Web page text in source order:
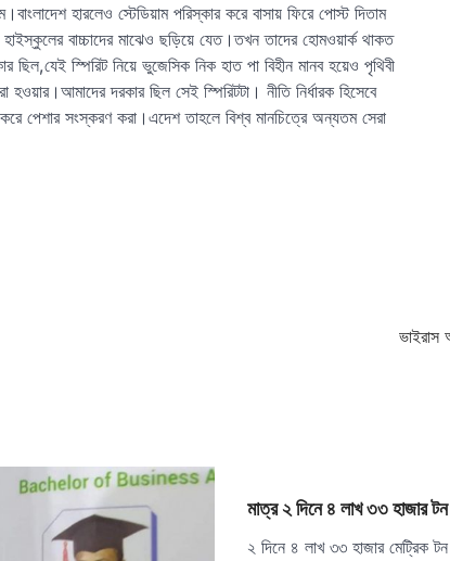
হারলেও স্টেডিয়াম পরিস্কার করে বাসায় ফিরে পোস্ট দিতাম
হাইস্কুলের বাচ্চাদের মাঝেও ছড়িয়ে যেত।তখন তাদের হোমওয়ার্ক থাকত
স্পিরিট নিয়ে ভুজেসিক নিক হাত পা বিহীন মানব হয়েও পৃথিবী
দরকার ছিল সেই স্পিরিটটা। নীতি নির্ধারক হিসেবে
পেশার সংস্করণ করা।এদেশ তাহলে বিশ্ব মানচিত্রে অন্যতম সেরা
মাত্র ২ দিনে ৪ লাখ ৩৩ হাজার
২ দিনে ৪ লাখ ৩৩ হাজার মেট্রিক